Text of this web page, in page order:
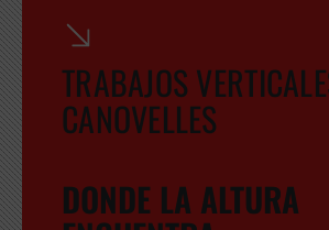
TRABAJOS
CANOVELLES
DONDE LA ALTURA